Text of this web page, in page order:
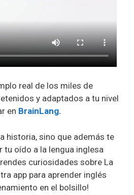
real de los miles de
y adaptados a tu nivel
en BrainLang.
historia, sino que además te
oído a la lengua inglesa
curiosidades sobre La
app para aprender inglés
en el bolsillo!